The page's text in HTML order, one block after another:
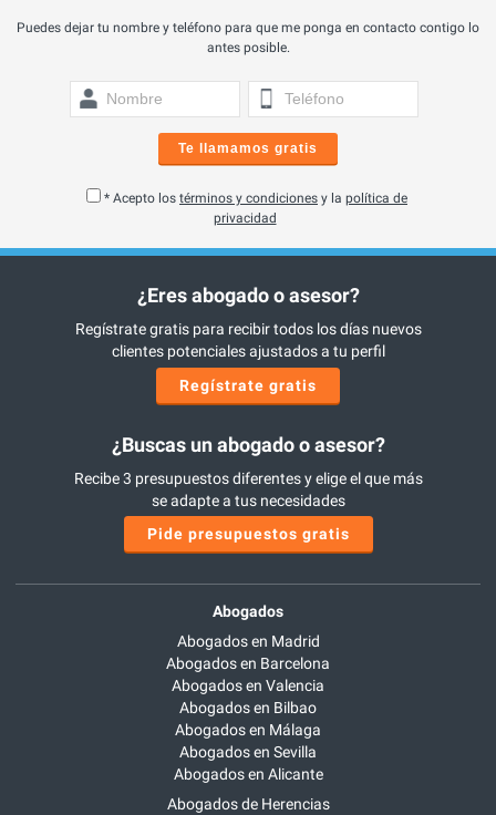
Puedes dejar tu nombre y teléfono para que me ponga en contacto contigo lo
antes posible.
Te llamamos gratis
* Acepto los términos y condiciones y la política de
privacidad
¿Eres abogado o asesor?
Regístrate gratis para recibir todos los días nuevos
clientes potenciales ajustados a tu perfil
Regístrate gratis
¿Buscas un abogado o asesor?
Recibe 3 presupuestos diferentes y elige el que más
se adapte a tus necesidades
Pide presupuestos gratis
Abogados
Abogados en Madrid
Abogados en Barcelona
Abogados en Valencia
Abogados en Bilbao
Abogados en Málaga
Abogados en Sevilla
Abogados en Alicante
Abogados de Herencias